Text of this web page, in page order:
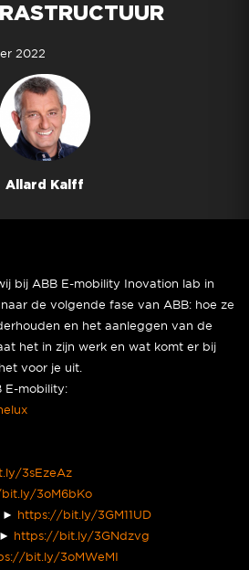
2022
Allard Kalff
bij ABB E-mobility Inovation lab in
de volgende fase van ABB: hoe ze
en het aanleggen van de
het in zijn werk en wat komt er bij
voor je uit.
E-mobility:
3sEzeAz
3oM6bKo
► https://bit.ly/3GM11UD
https://bit.ly/3GNdzvg
bit.ly/3oMWeMI